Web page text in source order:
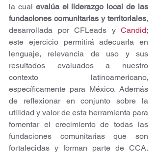
la cual evalúa el liderazgo local de las
fundaciones comunitarias y territoriales,
desarrollada por CFLeads y Candid;
este ejercicio permitirá adecuarla en
lenguaje, relevancia de uso y sus
resultados evaluados a nuestro
contexto latinoamericano,
específicamente para México. Además
de reflexionar en conjunto sobre la
utilidad y valor de esta herramienta para
fomentar el crecimiento de todas las
fundaciones comunitarias que son
fortalecidas y forman parte de CCA.